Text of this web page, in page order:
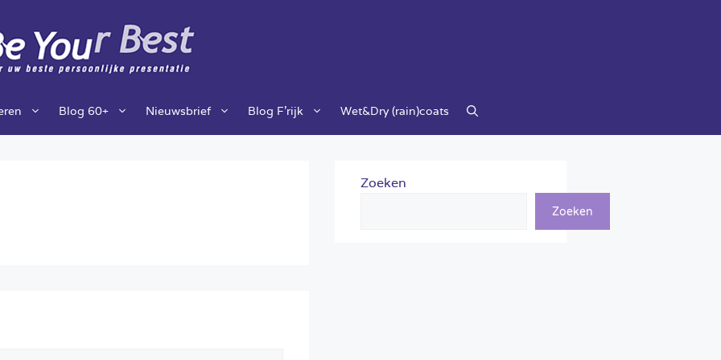
Blog 60+ Nieuwsbrief Blog F’rijk Wet&Dry (rain)coats
Zoeken
Zoeken